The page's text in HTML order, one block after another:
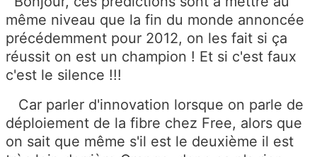
même niveau que la fin du monde annoncée
précédemment pour 2012, on les fait si ça
réussit on est un champion ! Et si c'est faux
c'est le silence !!!
Car parler d'innovation lorsque on parle de
déploiement de la fibre chez Free, alors que
on sait que même s'il est le deuxième il est